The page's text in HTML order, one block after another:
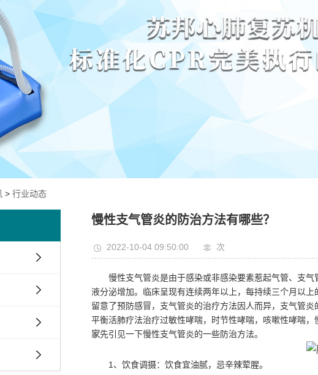
> 行业动态
慢性支气管炎的防治方法有哪些？
2022-10-04 09:50:00 次
慢性支气管炎是由于感染或非感染要素惹起气管、支
液分泌增加。临床呈现有连续两年以上，每持续三个月以
留意了预防感冒，支气管炎的治疗方法因人而异，支气管
平衡活肺疗法治疗过敏性哮喘，时节性哮喘，咳嗽性哮喘
家先引见一下慢性支气管炎的一些防治方法。
1、饮食调摄：饮食宜油腻，忌辛辣荤腥。